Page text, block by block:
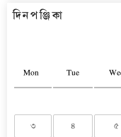
দিনপঞ্জিকা
Mon Tue
৩ ৪ ৫